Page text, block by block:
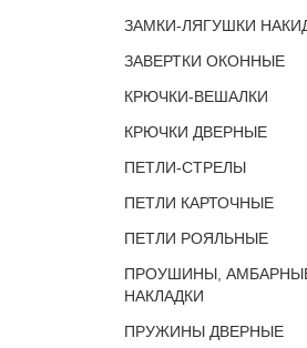
ЗАМКИ-ЛЯГУШКИ
ЗАВЕРТКИ ОКОННЫЕ
КРЮЧКИ-ВЕШАЛКИ
КРЮЧКИ ДВЕРНЫЕ
ПЕТЛИ-СТРЕЛЫ
ПЕТЛИ КАРТОЧНЫЕ
ПЕТЛИ РОЯЛЬНЫЕ
ПРОУШИНЫ,
НАКЛАДКИ
ПРУЖИНЫ ДВЕРНЫЕ